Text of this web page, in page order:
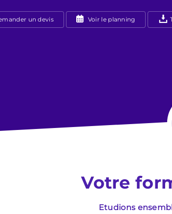
un devis Voir le planning
Votre
Etudions